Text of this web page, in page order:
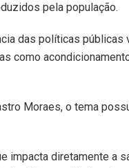
pela população.
das políticas públicas
como
Moraes, o tema
impacta diretamente a